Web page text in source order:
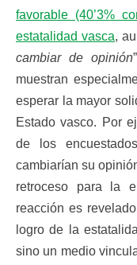
favorable (40’3%
estatalidad vasca,
cambiar de opinión
muestran
esperar la mayor
Estado vasco. Por
de los
cambiarían su
retroceso para la
reacción es
logro de la
sino un medio